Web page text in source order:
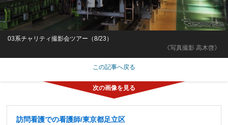
《写真撮影 高木啓》
03系チャリティ撮影会ツアー（8/23）
この記事へ戻る
訪問看護での看護師/東京都足立区